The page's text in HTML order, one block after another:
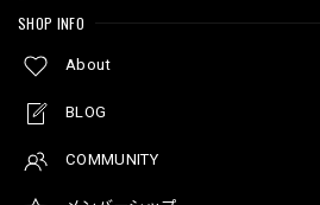
SHOP INFO
About
BLOG
COMMUNITY